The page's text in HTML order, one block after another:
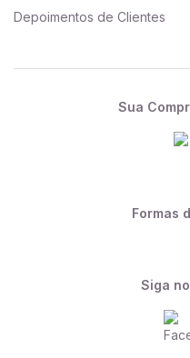
Depoimentos de Clientes
Sua
Formas
Siga